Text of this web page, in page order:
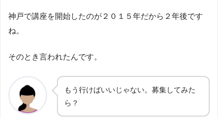
神戸で講座を開始したのが２０１５年だから２年後です
ね。
そのとき言われたんです。
もう行けばいいじゃない。募集してみた
ら？